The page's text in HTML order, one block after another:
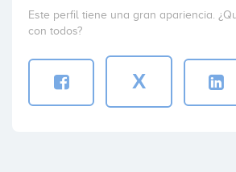
Este perfil tiene una gran apariencia.
con todos?
X